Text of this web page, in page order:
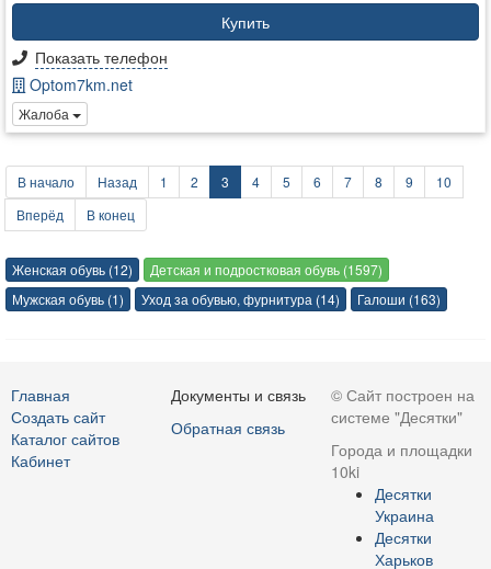
Купить
Показать телефон
Optom7km.net
Жалоба
В начало Назад 1 2 3 4 5 6 7 8 9
10
Вперёд
В конец
Женская обувь (12)
Детская и подростковая обувь (1597)
Мужская обувь (1)
Уход за обувью, фурнитура (14) Галоши (163)
Главная
Создать сайт
Каталог сайтов
Кабинет
Документы и связь
Обратная связь
© Сайт построен на
системе "Десятки"
Города и площадки
10ki
Десятки
Украина
Десятки
Харьков